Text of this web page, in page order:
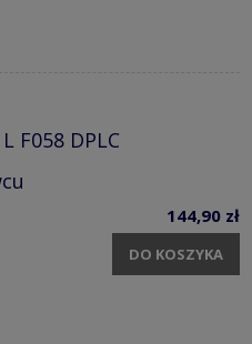
F058 DPLC
144,90 zł
DO KOSZYKA